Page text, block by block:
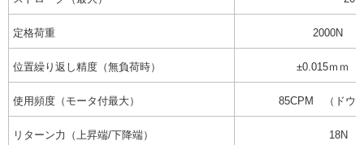
定格荷重 2000N （
位置繰り返し精度（無負荷時） ±0.015ｍｍ
使用頻度（モータ付最大） 85CPM （ドウ
リターン力（上昇端/下降端） 18N